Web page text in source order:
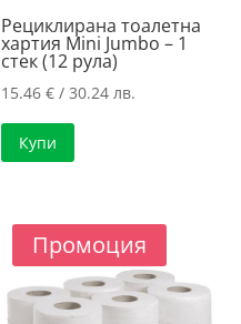
Рециклирана тоалетна
хартия Mini Jumbo – 1
стек (12 рула)
15.46€ / 30.24 лв.
Купи
Промоция